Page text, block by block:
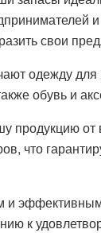
свои
одежду для
обувь и
продукцию от
что
и
к